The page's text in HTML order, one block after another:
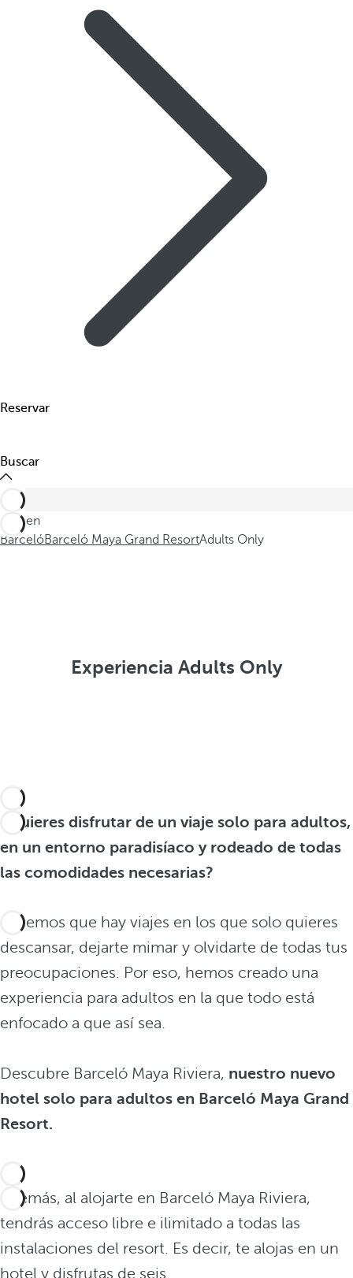
Reservar
Buscar
Está en
BarcelóBarceló Maya Grand ResortAdults Only
Experiencia Adults Only
¿Quieres disfrutar de un viaje solo para adultos,
en un entorno paradisíaco y rodeado de todas
las comodidades necesarias?
Sabemos que hay viajes en los que solo quieres
descansar, dejarte mimar y olvidarte de todas tus
preocupaciones. Por eso, hemos creado una
experiencia para adultos en la que todo está
enfocado a que así sea.
Descubre Barceló Maya Riviera, nuestro nuevo
hotel solo para adultos en Barceló Maya Grand
Resort.
Además, al alojarte en Barceló Maya Riviera,
tendrás acceso libre e ilimitado a todas las
instalaciones del resort. Es decir, te alojas en un
hotel y disfrutas de seis.